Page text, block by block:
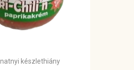
készlethiány